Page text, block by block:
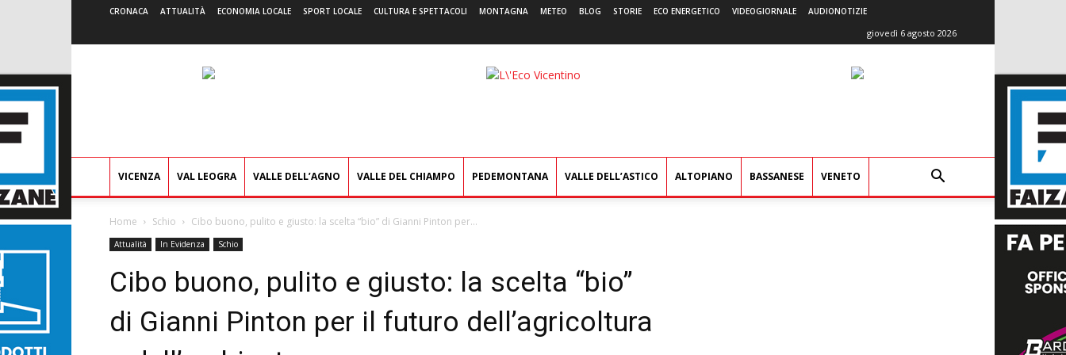
CRONACA ATTUALITÀ ECONOMIA LOCALE SPORT LOCALE CULTURA E SPETTACOLI MONTAGNA METEO BLOG STORIE ECO ENERGETICO VIDEOGIORNALE AUDIONOTIZIE
giovedì 6 agosto 2026
L'Eco
VICENZA VAL LEOGRA VALLE DELL’AGNO VALLE DEL CHIAMPO PEDEMONTANA VALLE DELL’ASTICO ALTOPIANO BASSANESE VENETO
Home Schio Cibo buono, pulito e giusto: la scelta “bio” di Gianni Pinton per...
Attualità In Evidenza Schio
Cibo buono, pulito e giusto: la scelta “bio”
di Gianni Pinton per il futuro dell’agricoltura